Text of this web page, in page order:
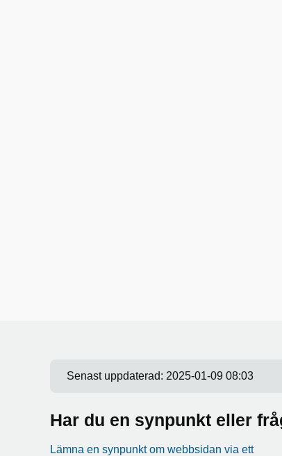
Senast uppdaterad: 2025-01-09 08:03
Har du en synpunkt eller
Lämna en synpunkt om webbsidan via ett